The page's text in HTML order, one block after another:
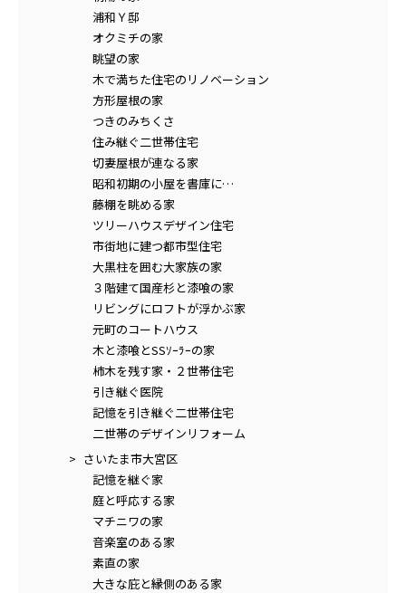
浦和Ｙ邸
オクミチの家
眺望の家
木で満ちた住宅のリノベーション
方形屋根の家
つきのみちくさ
住み継ぐ二世帯住宅
切妻屋根が連なる家
昭和初期の小屋を書庫に…
藤棚を眺める家
ツリーハウスデザイン住宅
市街地に建つ都市型住宅
大黒柱を囲む大家族の家
３階建て国産杉と漆喰の家
リビングにロフトが浮かぶ家
元町のコートハウス
木と漆喰とSSｿｰﾗｰの家
柿木を残す家・２世帯住宅
引き継ぐ医院
記憶を引き継ぐ二世帯住宅
二世帯のデザインリフォーム
さいたま市大宮区
記憶を継ぐ家
庭と呼応する家
マチニワの家
音楽室のある家
素直の家
大きな庇と縁側のある家